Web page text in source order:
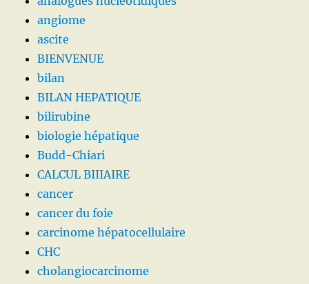
angiome
ascite
BIENVENUE
bilan
BILAN HEPATIQUE
bilirubine
biologie hépatique
Budd-Chiari
CALCUL BIIIAIRE
cancer
cancer du foie
carcinome hépatocellulaire
CHC
cholangiocarcinome